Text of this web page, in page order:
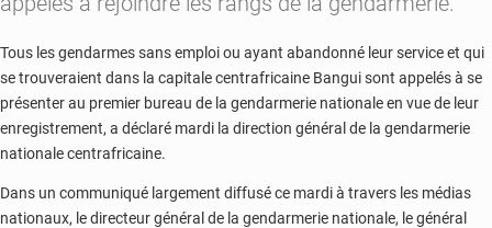
Tous les gendarmes sans emploi ou ayant abandonné leur service et qui
se trouveraient dans la capitale centrafricaine Bangui sont appelés à se
présenter au premier bureau de la gendarmerie nationale en vue de leur
enregistrement, a déclaré mardi la direction général de la gendarmerie
nationale centrafricaine.
Dans un communiqué largement diffusé ce mardi à travers les médias
nationaux, le directeur général de la gendarmerie nationale, le général